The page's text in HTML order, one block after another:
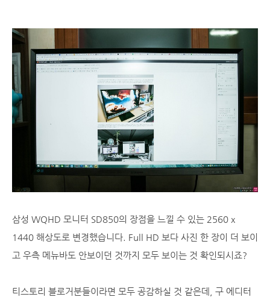
삼성 WQHD 모니터 SD850의 장점을 느낄 수 있는 2560 x
1440 해상도로 변경했습니다. Full HD 보다 사진 한 장이 더 보이
고 우측 메뉴바도 안보이던 것까지 모두 보이는 것 확인되시죠?
티스토리 블로거분들이라면 모두 공감하실 것 같은데, 구 에디터